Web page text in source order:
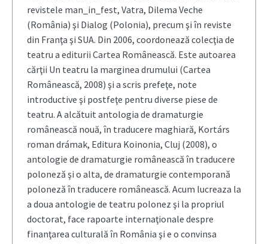
revistele man_in_fest, Vatra, Dilema Veche
(România) şi Dialog (Polonia), precum şi în reviste
din Franţa şi SUA. Din 2006, coordonează colecţia de
teatru a editurii Cartea Românească. Este autoarea
cărţii Un teatru la marginea drumului (Cartea
Românească, 2008) şi a scris prefeţe, note
introductive şi postfeţe pentru diverse piese de
teatru. A alcătuit antologia de dramaturgie
românească nouă, în traducere maghiară, Kortárs
roman drámak, Editura Koinonia, Cluj (2008), o
antologie de dramaturgie românească în traducere
poloneză şi o alta, de dramaturgie contemporană
poloneză în traducere românească. Acum lucreaza la
a doua antologie de teatru polonez şi la propriul
doctorat, face rapoarte internaţionale despre
finanţarea culturală în România şi e o convinsa